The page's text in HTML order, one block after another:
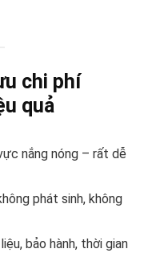
chi phí
quả
nắng nóng – rất dễ
phát sinh, không
bảo hành, thời gian